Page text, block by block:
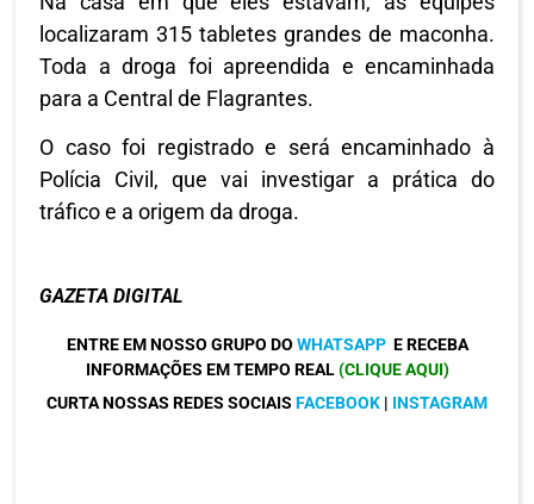
localizaram 315 tabletes grandes de maconha.
Toda a droga foi apreendida e encaminhada
para a Central de Flagrantes.
O caso foi registrado e será encaminhado à
Polícia Civil, que vai investigar a prática do
tráfico e a origem da droga.
GAZETA DIGITAL
ENTRE EM NOSSO GRUPO DO WHATSAPP E RECEBA
INFORMAÇÕES EM TEMPO REAL(CLIQUE AQUI)
CURTA NOSSAS REDES SOCIAIS FACEBOOK | INSTAGRAM